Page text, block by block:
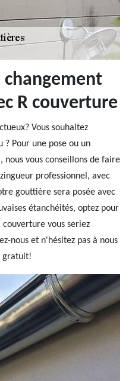
changement
R couverture
Vous souhaitez
Pour une pose ou un
vous conseillons de faire
professionnel, avec
gouttière sera posée avec
étanchéités, optez pour
vous seriez
nous et n'hésitez pas à nous
gratuit!